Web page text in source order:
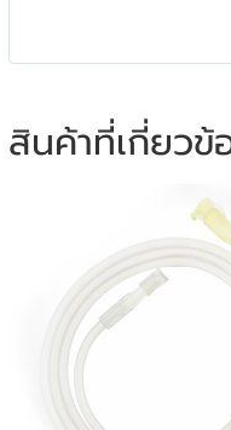
สินค้าที่เกี่ยวข้